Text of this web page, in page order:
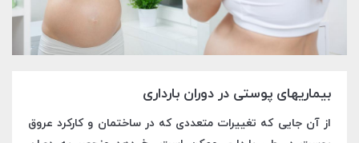
بیماریهای پوستی در دوران بارداری
از آن جایی که تغییرات متعددی که در ساختمان و کارکرد عروق